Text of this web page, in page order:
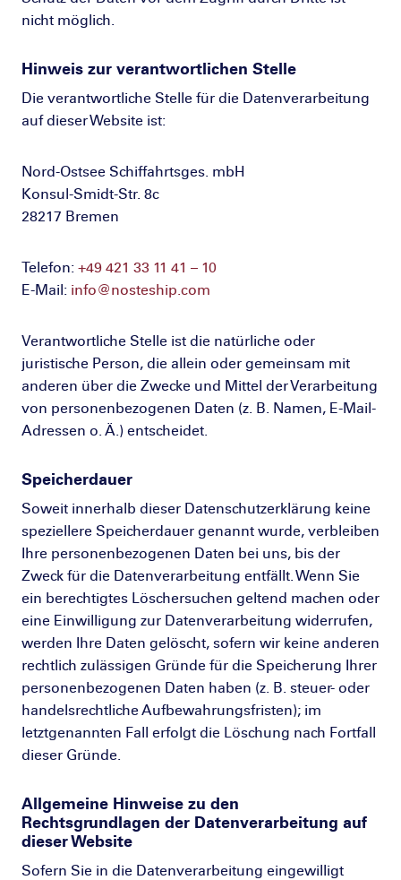
nicht möglich.
Hinweis zur verantwortlichen Stelle
Die verantwortliche Stelle für die Datenverarbeitung
auf dieser Website ist:
Nord-Ostsee Schiffahrtsges. mbH
Konsul-Smidt-Str. 8c
28217 Bremen
Telefon: +49 421 33 11 41 – 10
E-Mail: info@nosteship.com
Verantwortliche Stelle ist die natürliche oder
juristische Person, die allein oder gemeinsam mit
anderen über die Zwecke und Mittel der Verarbeitung
von personenbezogenen Daten (z. B. Namen, E-Mail-
Adressen o. Ä.) entscheidet.
Speicherdauer
Soweit innerhalb dieser Datenschutzerklärung keine
speziellere Speicherdauer genannt wurde, verbleiben
Ihre personenbezogenen Daten bei uns, bis der
Zweck für die Datenverarbeitung entfällt. Wenn Sie
ein berechtigtes Löschersuchen geltend machen oder
eine Einwilligung zur Datenverarbeitung widerrufen,
werden Ihre Daten gelöscht, sofern wir keine anderen
rechtlich zulässigen Gründe für die Speicherung Ihrer
personenbezogenen Daten haben (z. B. steuer- oder
handelsrechtliche Aufbewahrungsfristen); im
letztgenannten Fall erfolgt die Löschung nach Fortfall
dieser Gründe.
Allgemeine Hinweise zu den
Rechtsgrundlagen der Datenverarbeitung auf
dieser Website
Sofern Sie in die Datenverarbeitung eingewilligt